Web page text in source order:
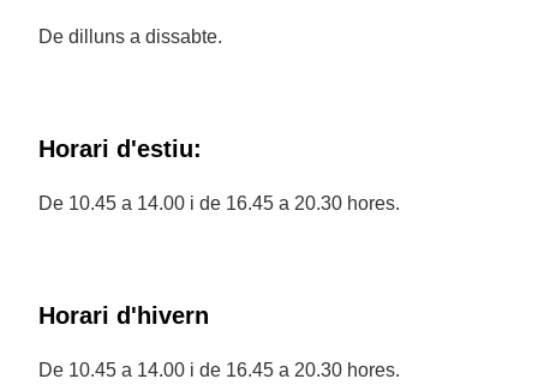
De dilluns a dissabte.
Horari d'estiu:
De 10.45 a 14.00 i de 16.45 a 20.30 hores.
Horari d'hivern
De 10.45 a 14.00 i de 16.45 a 20.30 hores.